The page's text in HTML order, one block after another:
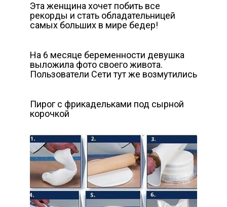
Эта женщина хочет побить все
рекорды и стать обладательницей
самых больших в мире бедер!
На 6 месяце беременности девушка
выложила фото своего живота.
Пользователи Сети тут же возмутились
Пирог с фрикадельками под сырной
корочкой